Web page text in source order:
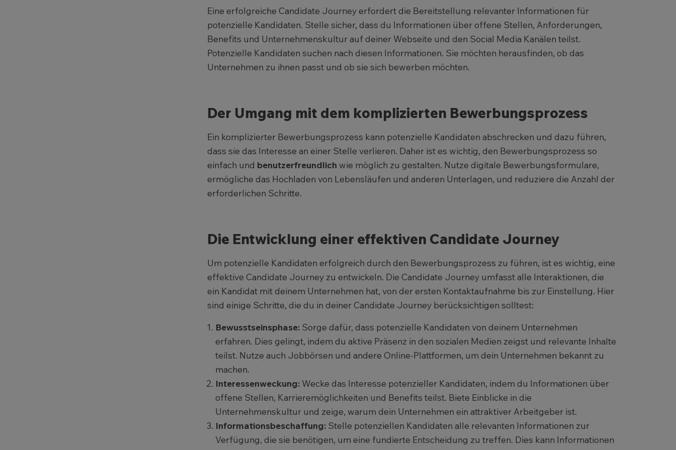
Eine erfolgreiche Candidate Journey erfordert die Bereitstellung relevanter Informationen für
potenzielle Kandidaten. Stelle sicher, dass du Informationen über offene Stellen, Anforderungen,
Benefits und Unternehmenskultur auf deiner Webseite und den Social Media Kanälen teilst.
Potenzielle Kandidaten suchen nach diesen Informationen. Sie möchten herausfinden, ob das
Unternehmen zu ihnen passt und ob sie sich bewerben möchten.
Der Umgang mit dem komplizierten Bewerbungsprozess
Ein komplizierter Bewerbungsprozess kann potenzielle Kandidaten abschrecken und dazu führen,
dass sie das Interesse an einer Stelle verlieren. Daher ist es wichtig, den Bewerbungsprozess so
einfach und benutzerfreundlich wie möglich zu gestalten. Nutze digitale Bewerbungsformulare,
ermögliche das Hochladen von Lebensläufen und anderen Unterlagen, und reduziere die Anzahl der
erforderlichen Schritte.
Die Entwicklung einer effektiven Candidate Journey
Um potenzielle Kandidaten erfolgreich durch den Bewerbungsprozess zu führen, ist es wichtig, eine
effektive Candidate Journey zu entwickeln. Die Candidate Journey umfasst alle Interaktionen, die
ein Kandidat mit deinem Unternehmen hat, von der ersten Kontaktaufnahme bis zur Einstellung. Hier
sind einige Schritte, die du in deiner Candidate Journey berücksichtigen solltest:
Bewusstseinsphase:Sorge dafür, dass potenzielle Kandidaten von deinem Unternehmen
erfahren. Dies gelingt, indem du aktive Präsenz in den sozialen Medien zeigst und relevante Inhalte
teilst. Nutze auch Jobbörsen und andere Online-Plattformen, um dein Unternehmen bekannt zu
machen.
Interessenweckung: Wecke das Interesse potenzieller Kandidaten, indem du Informationen über
offene Stellen, Karrieremöglichkeiten und Benefits teilst. Biete Einblicke in die
Unternehmenskultur und zeige, warum dein Unternehmen ein attraktiver Arbeitgeber ist.
Informationsbeschaffung: Stelle potenziellen Kandidaten alle relevanten Informationen zur
Verfügung, die sie benötigen, um eine fundierte Entscheidung zu treffen. Dies kann Informationen